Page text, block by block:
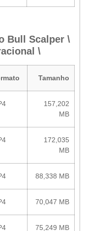
Bull Scalper \
\
Tamanho
157,202
MB
172,035
MB
88,338 MB
70,047 MB
75,249 MB